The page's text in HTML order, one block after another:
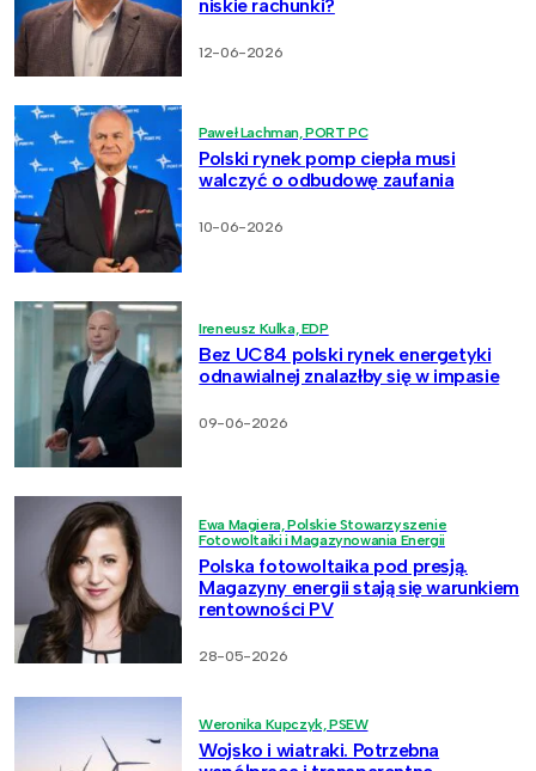
niskie rachunki?
12-06-2026
Paweł Lachman, PORT PC
Polski rynek pomp ciepła musi
walczyć o odbudowę zaufania
10-06-2026
Ireneusz Kulka, EDP
Bez UC84 polski rynek energetyki
odnawialnej znalazłby się w impasie
09-06-2026
Ewa Magiera, Polskie Stowarzyszenie
Fotowoltaiki i Magazynowania Energii
Polska fotowoltaika pod presją.
Magazyny energii stają się warunkiem
rentowności PV
28-05-2026
Weronika Kupczyk, PSEW
Wojsko i wiatraki. Potrzebna